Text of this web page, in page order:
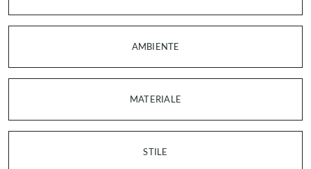
AMBIENTE
MATERIALE
STILE